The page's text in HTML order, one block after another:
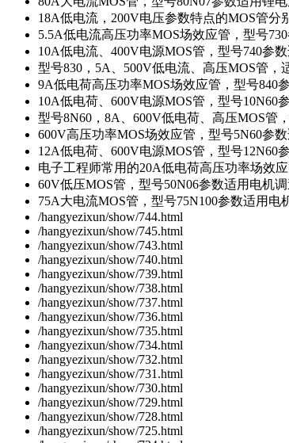
18A低电流，200V电压参数特点的MOS管分
5.5A低电流高压功率MOS场效应管，型号
10A低电流、400V电源MOS管，型号740参
型号830，5A、500V低电流、高压MOS管，
9A低电荷高压功率MOS场效应管，型号840
10A低电荷、600V电源MOS管，型号10N60
型号8N60，8A、600V低电荷、高压MOS管
600V高压功率MOS场效应管，型号5N60参
12A低电荷、600V电源MOS管，型号12N60
电子工程师常用的20A低电荷高压功率场效
60V低压MOS管，型号50N06参数适用电机调
75A大电流MOS管，型号75N100参数适用电
/hangyezixun/show/744.html
/hangyezixun/show/745.html
/hangyezixun/show/743.html
/hangyezixun/show/740.html
/hangyezixun/show/739.html
/hangyezixun/show/738.html
/hangyezixun/show/737.html
/hangyezixun/show/736.html
/hangyezixun/show/735.html
/hangyezixun/show/734.html
/hangyezixun/show/732.html
/hangyezixun/show/731.html
/hangyezixun/show/730.html
/hangyezixun/show/729.html
/hangyezixun/show/728.html
/hangyezixun/show/725.html